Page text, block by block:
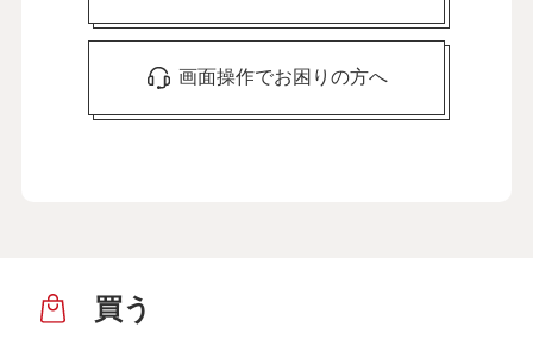
画面操作でお困りの方へ
買う